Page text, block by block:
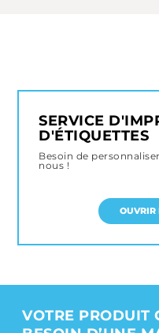
SERVICE
D'ÉTIQUETTES
Besoin de
nous !
OUVRIR
VOTRE PRODUIT